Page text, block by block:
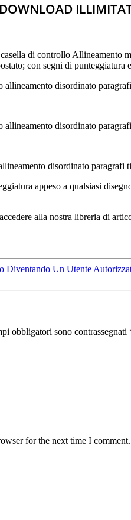
DOWNLOAD
di controllo Allineamento
con segni di
appeso a qualsiasi
alla nostra libreria di
Diventando Un Utente
obbligatori sono contrassegnati
for the next time I comment.